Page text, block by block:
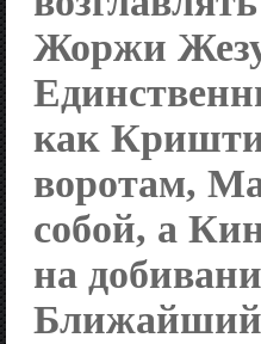
Жоржи
как
воротам,
собой, а
на
Ближайший